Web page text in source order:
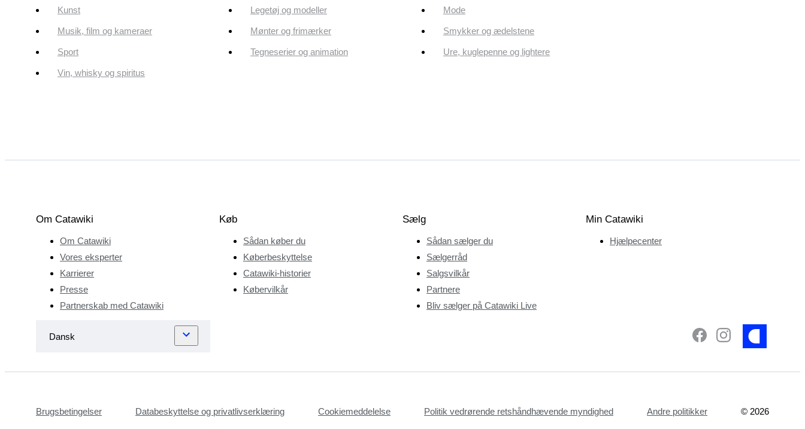
Kunst Legetøj og modeller Mode
Musik, film og kameraer Mønter og frimærker Smykker og ædelstene
Sport Tegneserier og animation Ure, kuglepenne og lightere
Vin, whisky og spiritus
Om Catawiki
Om Catawiki
Vores eksperter
Karrierer
Presse
Partnerskab med Catawiki
Køb
Sådan køber du
Køberbeskyttelse
Catawiki-historier
Købervilkår
Sælg
Sådan sælger du
Sælgerråd
Salgsvilkår
Partnere
Bliv sælger på Catawiki Live
Min Catawiki
Hjælpecenter
Brugsbetingelser Databeskyttelse og privatlivserklæring Cookiemeddelelse Politik vedrørende retshåndhævende myndighed Andre politikker © 2026